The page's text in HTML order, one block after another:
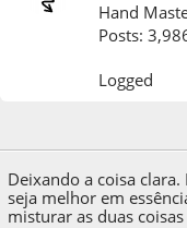
Hand
Posts:
Logged
Deixando a coisa
seja melhor em
misturar as duas